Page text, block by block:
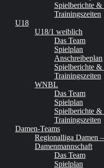
Spielberichte
Trainingszeiten
U18
U18/1 weiblich
Das Team
Spielplan
Anschreibeplan
Spielberichte
Trainingszeiten
WNBL
Das Team
Spielplan
Spielberichte
Trainingszeiten
Damen-Teams
Regionalliga Damen
Damenmannschaft
Das Team
Spielplan